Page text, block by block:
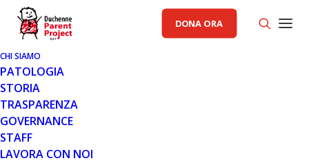
DONA ORA
CHI SIAMO
PATOLOGIA
STORIA
TRASPARENZA
GOVERNANCE
STAFF
LAVORA CON NOI